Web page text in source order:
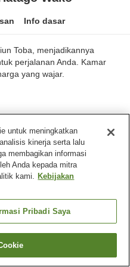
Info dasar
Toba, menjadikannya
perjalanan Anda. Kamar
yang wajar.
Spa / Salon kecantikan
untuk meningkatkan
kinerja serta lalu
membagikan informasi
Anda kepada mitra
kami. Kebijakan
Pribadi Saya